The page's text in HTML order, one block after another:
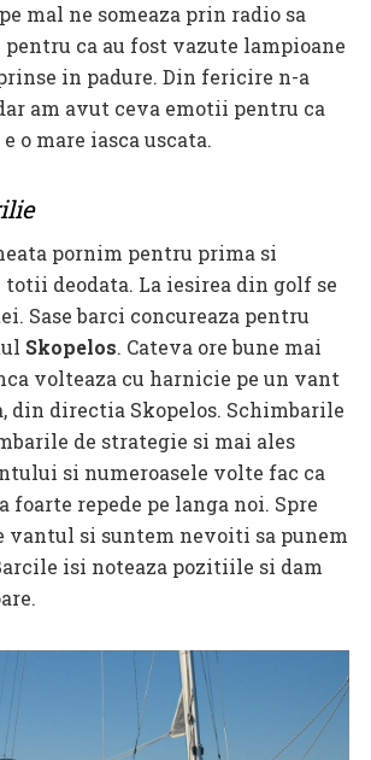
mal ne someaza prin radio sa
ca au fost vazute lampioane
in padure. Din fericire n-a
am avut ceva emotii pentru ca
o mare iasca uscata.
pornim pentru prima si
totii deodata. La iesirea din golf se
Sase barci concureaza pentru
Skopelos. Cateva ore bune mai
volteaza cu harnicie pe un vant
din directia Skopelos. Schimbarile
de strategie si mai ales
si numeroasele volte fac ca
foarte repede pe langa noi. Spre
vantul si suntem nevoiti sa punem
isi noteaza pozitiile si dam